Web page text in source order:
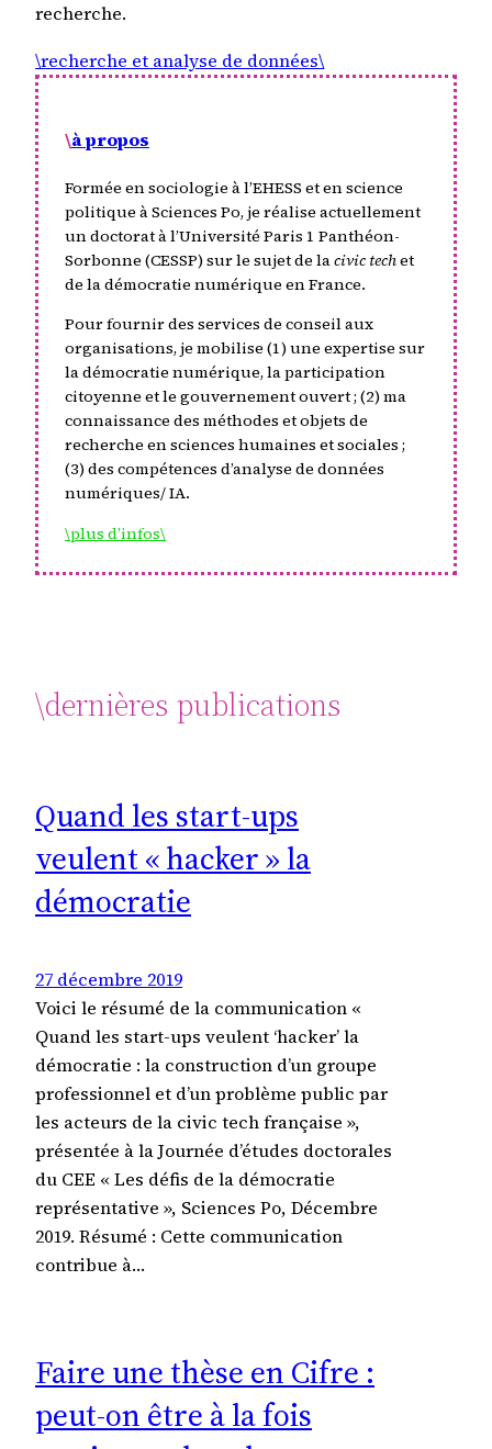
recherche.
\recherche et analyse de données\
\à propos
Formée en sociologie à l’EHESS et en science
politique à Sciences Po, je réalise actuellement
un doctorat à l’Université Paris 1 Panthéon-
Sorbonne (CESSP) sur le sujet de lacivic techet
de la démocratie numérique en France.
Pour fournir des services de conseil aux
organisations, je mobilise (1) une expertise sur
la démocratie numérique, la participation
citoyenne et le gouvernement ouvert ; (2) ma
connaissance des méthodes et objets de
recherche en sciences humaines et sociales ;
(3) des compétences d’analyse de données
numériques/ IA.
\plus d’infos\
\dernières publications
Quand les start-ups
veulent « hacker » la
démocratie
27 décembre 2019
Voici le résumé de la communication «
Quand les start-ups veulent ‘hacker’ la
démocratie : la construction d’un groupe
professionnel et d’un problème public par
les acteurs de la civic tech française »,
présentée à la Journée d’études doctorales
du CEE « Les défis de la démocratie
représentative », Sciences Po, Décembre
2019. Résumé : Cette communication
contribue à…
Faire une thèse en Cifre :
peut-on être à la fois